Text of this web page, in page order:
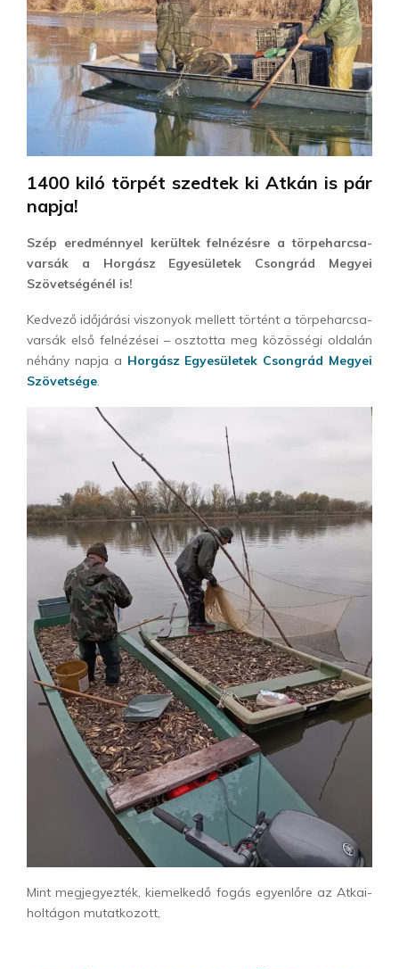
1400 kiló törpét szedtek ki Atkán is pár
napja!
Szép eredménnyel kerültek felnézésre a törpeharcsa-
varsák a Horgász Egyesületek Csongrád Megyei
Szövetségénél is!
Kedvező időjárási viszonyok mellett történt a törpeharcsa-
varsák első felnézései – osztotta meg közösségi oldalán
néhány napja a Horgász Egyesületek Csongrád Megyei
Szövetsége.
Mint megjegyezték, kiemelkedő fogás egyenlőre az Atkai-
holtágon mutatkozott,